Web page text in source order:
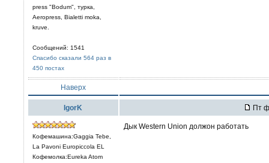
press "Bodum", турка,
Aeropress, Bialetti moka,
kruve.
Сообщений: 1541
Спасибо сказали 564 раз в
450 постах
Наверх
IgorK Пт
Кофемашина:Gaggia Tebe,
La Pavoni Europiccola EL
Кофемолка:Eureka Atom
Дык Western Union должон работать